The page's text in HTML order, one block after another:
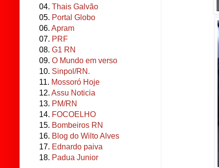
04. Thais Galvão
05. Portal Globo
06. Apram
07. PRF
08. G1 RN
09. O Mundo em verso
10. Sinpol/RN.
11. Mossoró Hoje
12. Assu Noticia
13. PM/RN
14. FOCOELHO
15. Bombeiros RN
16. Blog do Wilto Alves
17. Ednardo paiva
18. Padua Junior